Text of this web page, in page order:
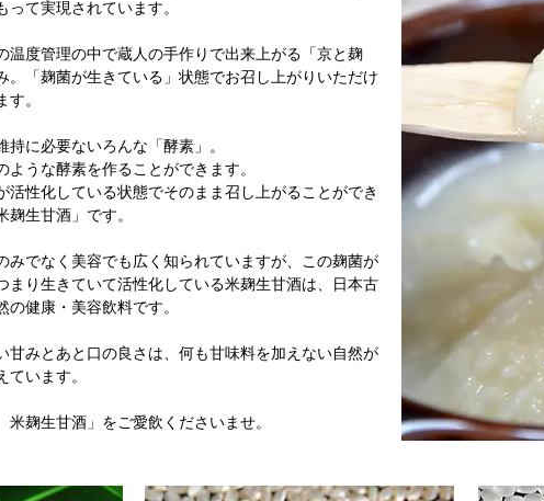
って実現されています。
温度管理の中で蔵人の手作りで出来上がる「京と麹
。「麹菌が生きている」状態でお召し上がりいただけ
。
に必要ないろんな「酵素」。
うな酵素を作ることができます。
活性化している状態でそのまま召し上がることができ
生甘酒」です。
みでなく美容でも広く知られていますが、この麹菌が
まり生きていて活性化している米麹生甘酒は、日本古
健康・美容飲料です。
甘みとあと口の良さは、何も甘味料を加えない自然が
います。
麹生甘酒」をご愛飲くださいませ。